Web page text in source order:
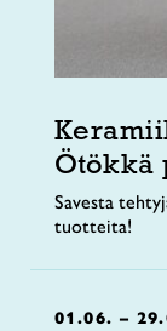
Ötökkä
Savesta
tuotteita!
01.06. –